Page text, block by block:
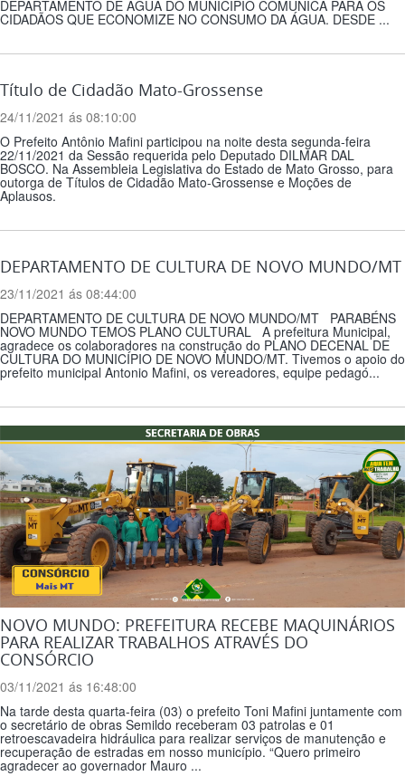
DEPARTAMENTO DE ÁGUA DO MUNICIPIO COMUNICA PARA OS
CIDADÃOS QUE ECONOMIZE NO CONSUMO DA ÁGUA. DESDE ...
Título de Cidadão Mato-Grossense
24/11/2021 ás 08:10:00
O Prefeito Antônio Mafini participou na noite desta segunda-feira
22/11/2021 da Sessão requerida pelo Deputado DILMAR DAL
BOSCO. Na Assembleia Legislativa do Estado de Mato Grosso, para
outorga de Títulos de Cidadão Mato-Grossense e Moções de
Aplausos.
DEPARTAMENTO DE CULTURA DE NOVO MUNDO/MT
23/11/2021 ás 08:44:00
DEPARTAMENTO DE CULTURA DE NOVO MUNDO/MT PARABÉNS
NOVO MUNDO TEMOS PLANO CULTURAL A prefeitura Municipal,
agradece os colaboradores na construção do PLANO DECENAL DE
CULTURA DO MUNICÍPIO DE NOVO MUNDO/MT. Tivemos o apoio do
prefeito municipal Antonio Mafini, os vereadores, equipe pedagó...
NOVO MUNDO: PREFEITURA RECEBE MAQUINÁRIOS
PARA REALIZAR TRABALHOS ATRAVÉS DO
CONSÓRCIO
03/11/2021 ás 16:48:00
Na tarde desta quarta-feira (03) o prefeito Toni Mafini juntamente com
o secretário de obras Semildo receberam 03 patrolas e 01
retroescavadeira hidráulica para realizar serviços de manutenção e
recuperação de estradas em nosso município. “Quero primeiro
agradecer ao governador Mauro ...